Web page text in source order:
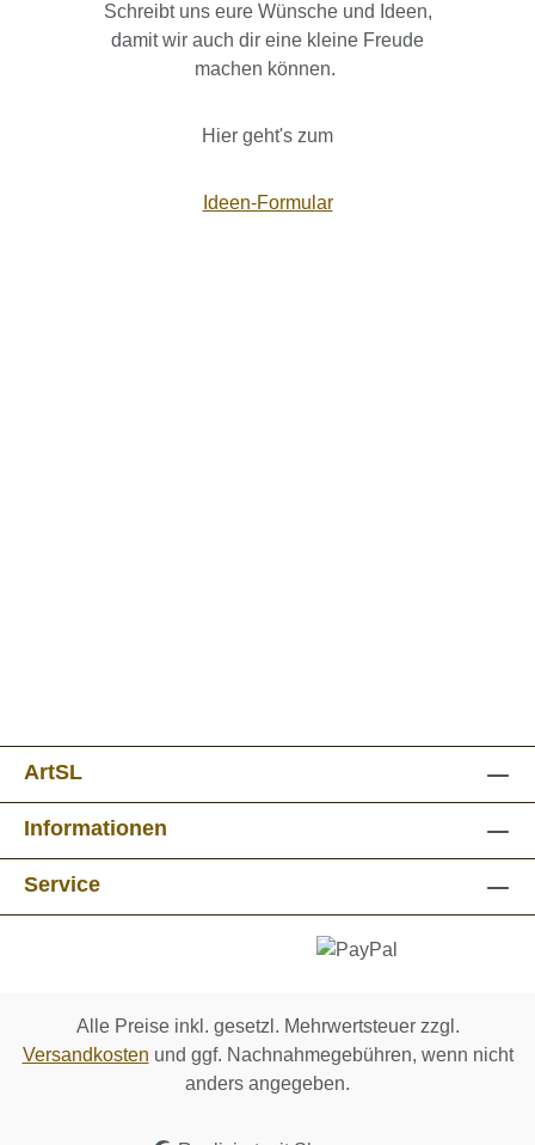
Schreibt uns eure Wünsche und Ideen,
damit wir auch dir eine kleine Freude
machen können.
Hier geht's zum
Ideen-Formular
ArtSL
Informationen
Service
Alle Preise inkl. gesetzl. Mehrwertsteuer zzgl.
Versandkosten und ggf. Nachnahmegebühren, wenn nicht
anders angegeben.